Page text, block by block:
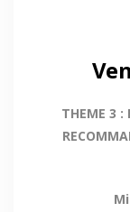
THEME 3 :